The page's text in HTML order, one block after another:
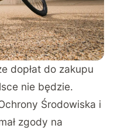
dopłat do zakupu
nie będzie.
Środowiska i
zgody na